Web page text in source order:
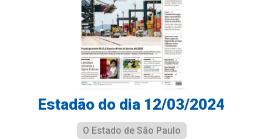
Estadão do dia 12/03/2024
O Estado de São Paulo